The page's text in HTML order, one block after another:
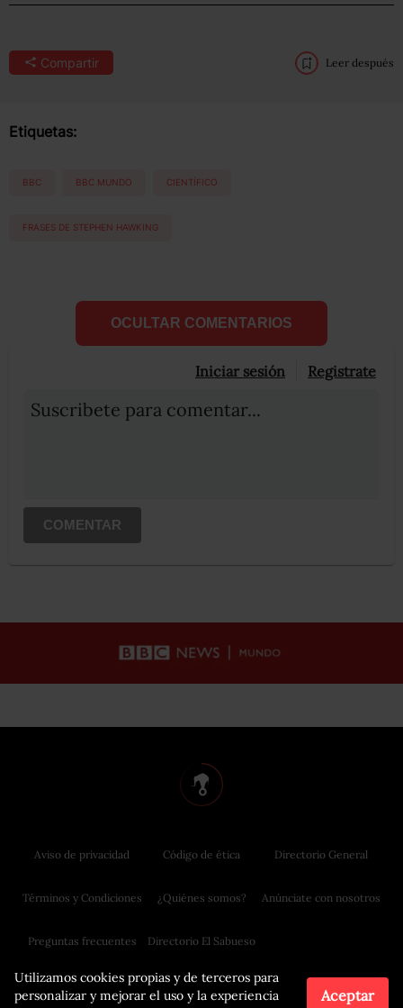
Compartir Leer después
Etiquetas:
BBC BBC MUNDO CIENTÍFICO
FRASES DE STEPHEN HAWKING
OCULTAR COMENTARIOS
Iniciar sesión Registrate
Suscribete para comentar...
COMENTAR
Utilizamos cookies propias y de terceros para
personalizar y mejorar el uso y la experiencia
Aceptar
Aviso de privacidad
Términos y Condiciones
Preguntas frecuentes
Código de ética
¿Quiénes somos?
Directorio El Sabueso
Directorio General
Anúnciate con nosotros